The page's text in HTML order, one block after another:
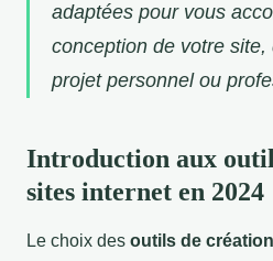
adaptées pour vous
conception de votre
projet personnel ou
Introduction aux
sites internet en 2024
Le choix des outils de